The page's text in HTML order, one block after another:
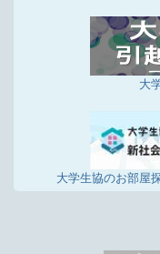
大
大学生協のお部屋